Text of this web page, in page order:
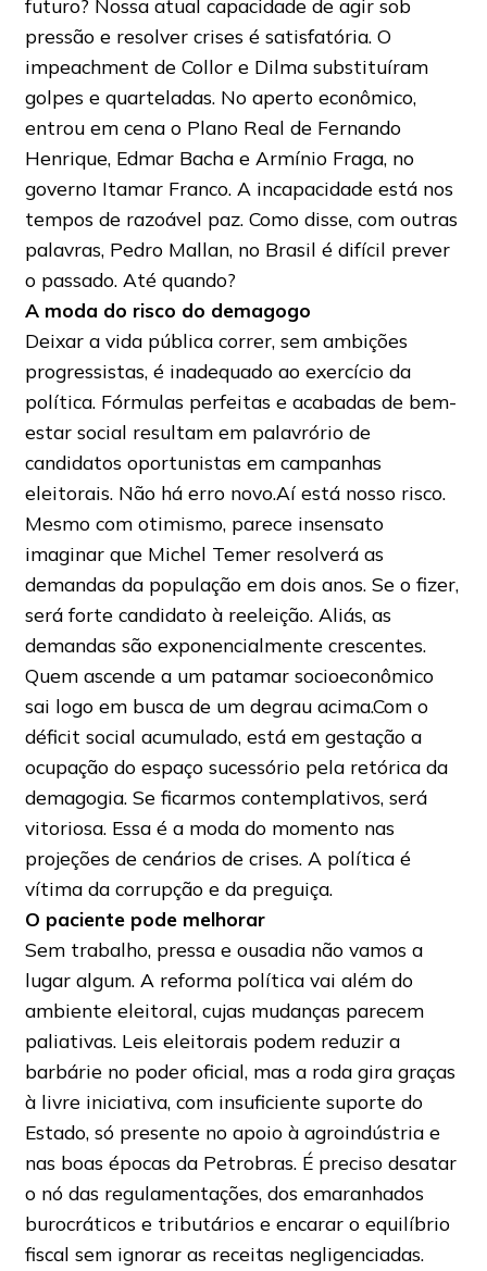
futuro? Nossa atual capacidade de agir sob
pressão e resolver crises é satisfatória. O
impeachment de Collor e Dilma substituíram
golpes e quarteladas. No aperto econômico,
entrou em cena o Plano Real de Fernando
Henrique, Edmar Bacha e Armínio Fraga, no
governo Itamar Franco. A incapacidade está nos
tempos de razoável paz. Como disse, com outras
palavras, Pedro Mallan, no Brasil é difícil prever
o passado. Até quando?
A moda do risco do demagogo
Deixar a vida pública correr, sem ambições
progressistas, é inadequado ao exercício da
política. Fórmulas perfeitas e acabadas de bem-
estar social resultam em palavrório de
candidatos oportunistas em campanhas
eleitorais. Não há erro novo.Aí está nosso risco.
Mesmo com otimismo, parece insensato
imaginar que Michel Temer resolverá as
demandas da população em dois anos. Se o fizer,
será forte candidato à reeleição. Aliás, as
demandas são exponencialmente crescentes.
Quem ascende a um patamar socioeconômico
sai logo em busca de um degrau acima.Com o
déficit social acumulado, está em gestação a
ocupação do espaço sucessório pela retórica da
demagogia. Se ficarmos contemplativos, será
vitoriosa. Essa é a moda do momento nas
projeções de cenários de crises. A política é
vítima da corrupção e da preguiça.
O paciente pode melhorar
Sem trabalho, pressa e ousadia não vamos a
lugar algum. A reforma política vai além do
ambiente eleitoral, cujas mudanças parecem
paliativas. Leis eleitorais podem reduzir a
barbárie no poder oficial, mas a roda gira graças
à livre iniciativa, com insuficiente suporte do
Estado, só presente no apoio à agroindústria e
nas boas épocas da Petrobras. É preciso desatar
o nó das regulamentações, dos emaranhados
burocráticos e tributários e encarar o equilíbrio
fiscal sem ignorar as receitas negligenciadas.